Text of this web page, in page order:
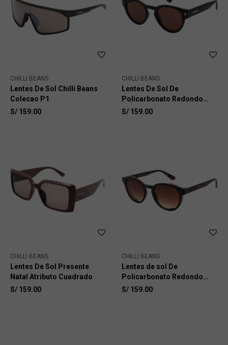
CHILLI BEANS
Lentes De Sol Chilli Beans
Colecao P1
S/ 159.00
CHILLI BEANS
Lentes De Sol De
Policarbonato Redondo
Chilli Beans Natal
S/ 159.00
CHILLI BEANS
Lentes De Sol Presente
Natal Atributo Cuadrado
S/ 159.00
CHILLI BEANS
Lentes de sol De
Policarbonato Redondo
Flap
S/ 159.00